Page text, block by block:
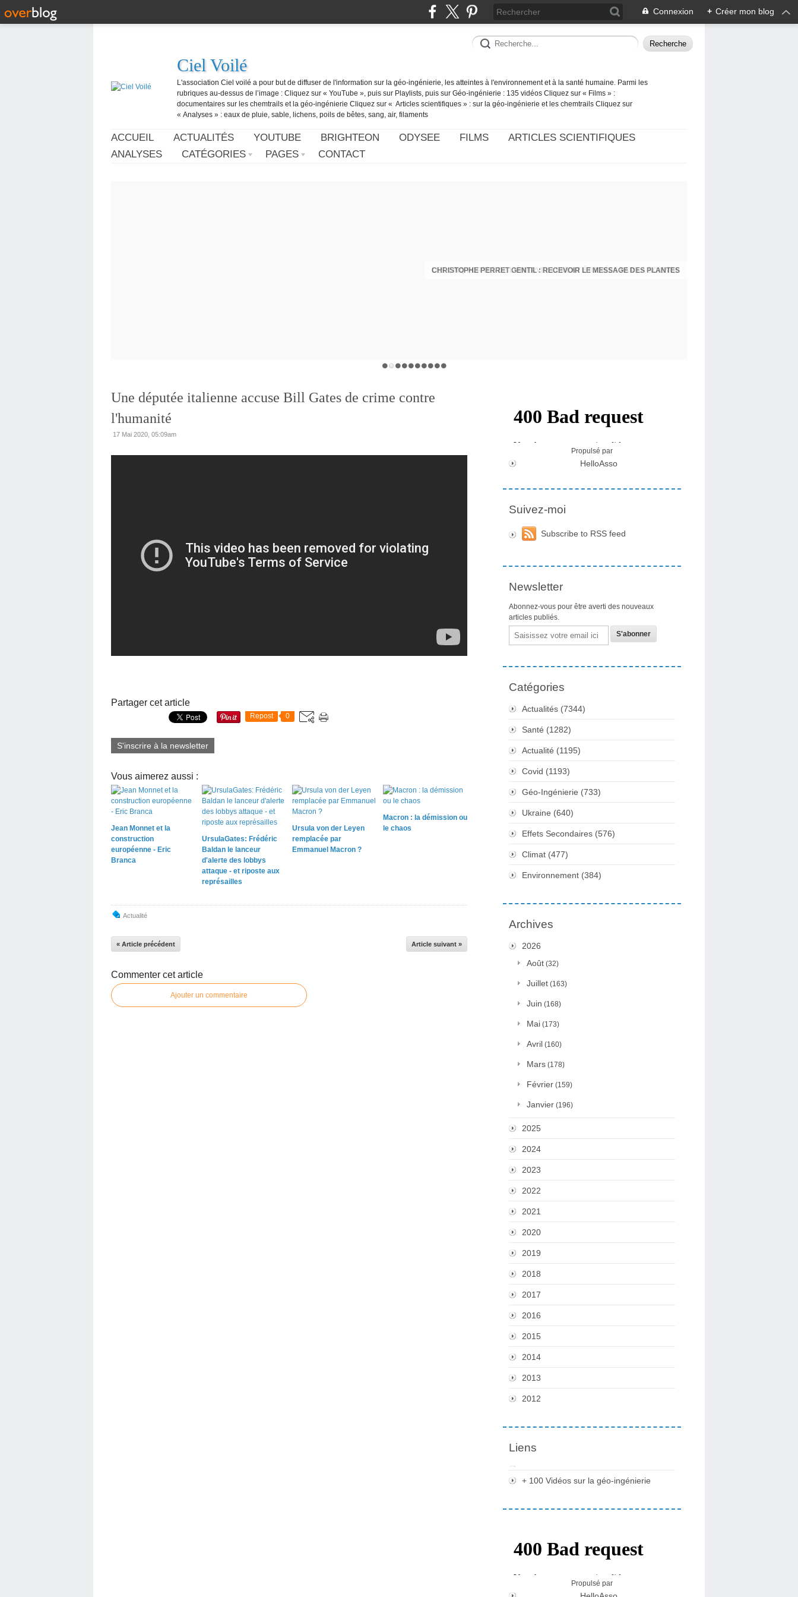
Connexion + Créer mon blog
Ciel Voilé
L'association Ciel voilé a pour but de diffuser de l'information sur la géo-ingénierie, les atteintes à l'environnement et à la santé humaine. Parmi les
rubriques au-dessus de l’image : Cliquez sur « YouTube », puis sur Playlists, puis sur Géo-ingénierie : 135 vidéos Cliquez sur « Films » :
documentaires sur les chemtrails et la géo-ingénierie Cliquez sur « Articles scientifiques » : sur la géo-ingénierie et les chemtrails Cliquez sur
« Analyses » : eaux de pluie, sable, lichens, poils de bêtes, sang, air, filaments
ACCUEIL ACTUALITÉS YOUTUBE BRIGHTEON ODYSEE FILMS
ARTICLES SCIENTIFIQUES
ANALYSES
CATÉGORIES PAGES CONTACT
CHRISTOPHE PERRET GENTIL : RECEVOIR LE MESSAGE DES PLANTES
Une députée italienne accuse Bill Gates de crime contre
l'humanité
17 Mai 2020, 05:09am
Partager cet article
Repost 0
S'inscrire à la newsletter
Vous aimerez aussi :
Jean Monnet et la
construction
européenne - Eric
Branca
UrsulaGates: Frédéric
Baldan le lanceur
d'alerte des lobbys
attaque - et riposte aux
représailles
Ursula von der Leyen
remplacée par
Emmanuel Macron ?
Macron : la démission ou
le chaos
Actualité
« Article précédent Article suivant »
Commenter cet article
Ajouter un commentaire
Propulsé par
HelloAsso
Suivez-moi
Subscribe to RSS feed
Newsletter
Abonnez-vous pour être averti des nouveaux
articles publiés.
Email
Catégories
Actualités (7344)
Santé (1282)
Actualité (1195)
Covid (1193)
Géo-Ingénierie (733)
Ukraine (640)
Effets Secondaires (576)
Climat (477)
Environnement (384)
Archives
2026
Août (32)
Juillet (163)
Juin (168)
Mai (173)
Avril (160)
Mars (178)
Février (159)
Janvier (196)
2025
2024
2023
2022
2021
2020
2019
2018
2017
2016
2015
2014
2013
2012
Liens
+ 100 Vidéos sur la géo-ingénierie
Propulsé par